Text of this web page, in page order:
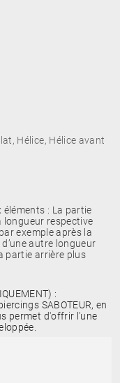
Hélice, Hélice avant
: La partie
longueur respective
exemple après la
autre longueur
partie arrière plus
:
SABOTEUR, en
permet d'offrir l'une